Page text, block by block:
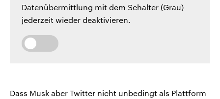
Datenübermittlung mit dem Schalter (Grau)
jederzeit wieder deaktivieren.
Dass Musk aber Twitter nicht unbedingt als Plattform